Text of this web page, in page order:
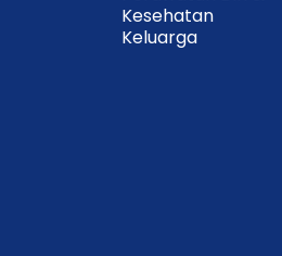
Kesehatan
Keluarga